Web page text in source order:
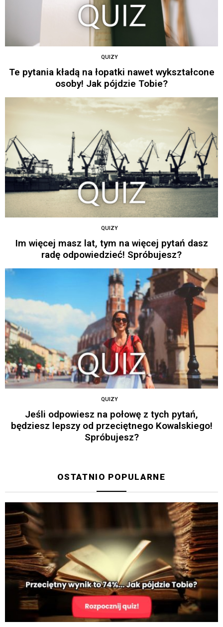
QUIZY
Te pytania kładą na łopatki nawet wykształcone
osoby! Jak pójdzie Tobie?
QUIZY
Im więcej masz lat, tym na więcej pytań dasz
radę odpowiedzieć! Spróbujesz?
QUIZY
Jeśli odpowiesz na połowę z tych pytań,
będziesz lepszy od przeciętnego Kowalskiego!
Spróbujesz?
OSTATNIO POPULARNE